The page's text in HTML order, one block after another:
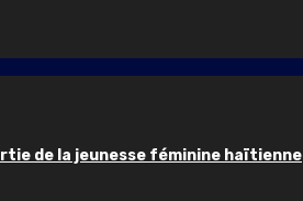
de la jeunesse féminine haïtienne